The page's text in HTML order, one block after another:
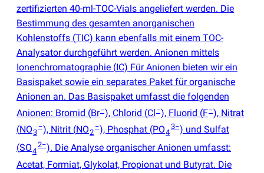
zertifizierten 40-ml-TOC-Vials angeliefert werden. Die
Bestimmung des gesamten anorganischen
Kohlenstoffs (TIC) kann ebenfalls mit einem TOC-
Analysator durchgeführt werden. Anionen mittels
Ionenchromatographie (IC) Für Anionen bieten wir ein
Basispaket sowie ein separates Paket für organische
Anionen an. Das Basispaket umfasst die folgenden
Anionen: Bromid (Br−), Chlorid (Cl −), Fluorid (F−), Nitrat
(NO3
−), Nitrit (NO2
−), Phosphat (PO4
3−) und Sulfat
(SO4
2−). Die Analyse organischer Anionen umfasst:
Acetat, Formiat, Glykolat, Propionat und Butyrat. Die